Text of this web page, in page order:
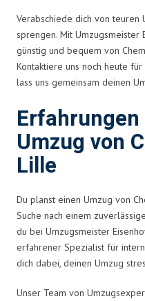
Verabschiede dich von teuren
sprengen. Mit Umzugsmeister
günstig und bequem von
Kontaktiere uns noch heute
lass uns gemeinsam deinen
Umzug von
Lille
Du planst einen Umzug von
Suche nach einem
du bei Umzugsmeister
erfahrener Spezialist für
dich dabei, deinen Umzug
Unser Team von